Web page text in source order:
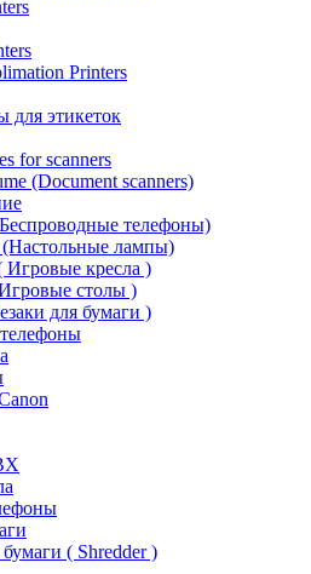
Printers
для этикеток
for scanners
(Document scanners)
телефоны)
лампы)
Игровые кресла )
столы )
для бумаги )
( Shredder )